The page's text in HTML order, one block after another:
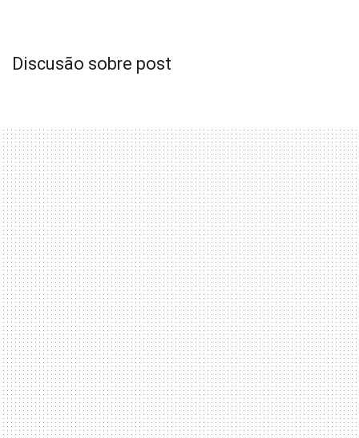
Discusão sobre post